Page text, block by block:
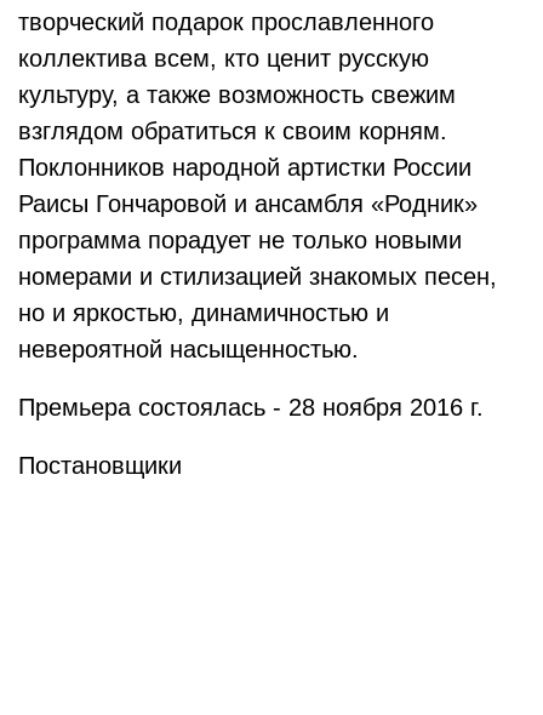
творческий подарок прославленного
коллектива всем, кто ценит русскую
культуру, а также возможность свежим
взглядом обратиться к своим корням.
Поклонников народной артистки России
Раисы Гончаровой и ансамбля «Родник»
программа порадует не только новыми
номерами и стилизацией знакомых песен,
но и яркостью, динамичностью и
невероятной насыщенностью.
Премьера состоялась - 28 ноября 2016 г.
Постановщики